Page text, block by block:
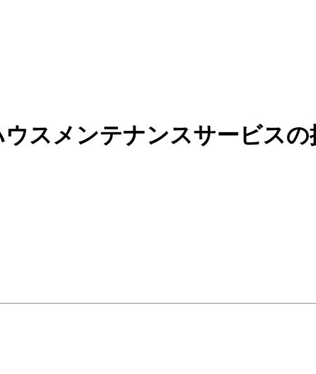
ウスメンテナンスサービス